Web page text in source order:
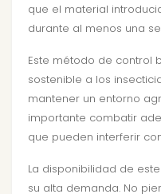
que el material
durante al menos una
Este método de control
sostenible a los
mantener un entorno
importante combatir
que pueden interferir
La disponibilidad de
su alta demanda. No